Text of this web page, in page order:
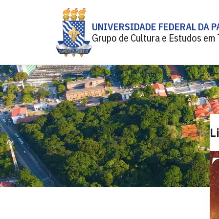
UNIVERSIDADE FEDERAL DA
Grupo de Cultura e Estudos em